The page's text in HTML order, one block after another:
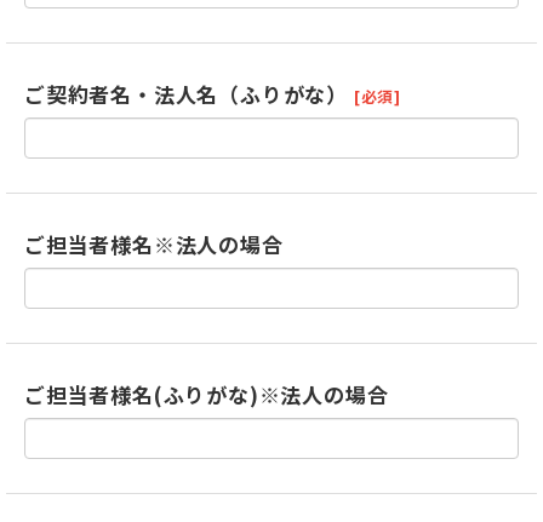
ご契約者名・法人名（ふりがな） [必須]
ご担当者様名※法人の場合
ご担当者様名(ふりがな)※法人の場合